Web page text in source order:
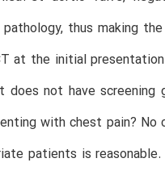
thus making
at the initial
not have screening
with chest pain?
patients is